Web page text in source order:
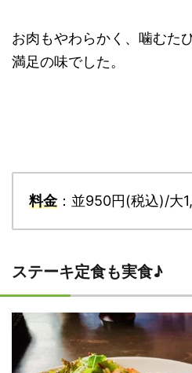
お肉もやわらかく、噛むた
満足の味でした。
料金：並950円(税込)/大
ステーキ定食も実食♪